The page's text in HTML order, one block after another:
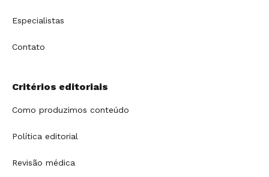
Especialistas
Contato
Critérios editoriais
Como produzimos conteúdo
Política editorial
Revisão médica